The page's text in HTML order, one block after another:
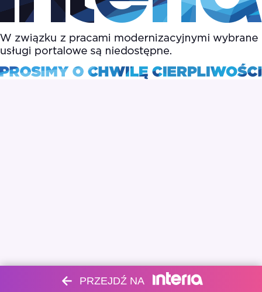
PRZEJDŹ NA